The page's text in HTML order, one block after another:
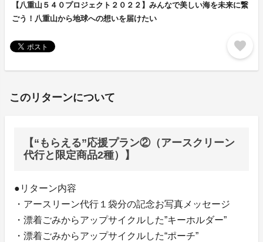
【八重山５４０プロジェクト２０２２】みんなで美しい海を未来に繋
ごう！八重山から地球への想いを届けたい
favorite
このリターンについて
【“もらえる”応援プラン②（アースクリーン
代行と限定商品2種）】
●リターン内容
・アースリーン代行１袋分の記念お写真メッセージ
・漂着ごみからアップサイクルした”キーホルダー”
・漂着ごみからアップサイクルした“ポーチ”